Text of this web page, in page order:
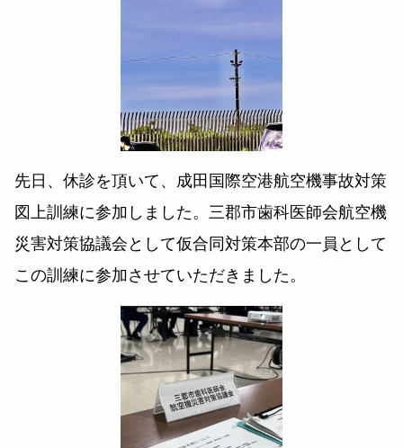
先日、休診を頂いて、成田国際空港航空機事故対策
図上訓練に参加しました。三郡市歯科医師会航空機
災害対策協議会として仮合同対策本部の一員として
この訓練に参加させていただきました。